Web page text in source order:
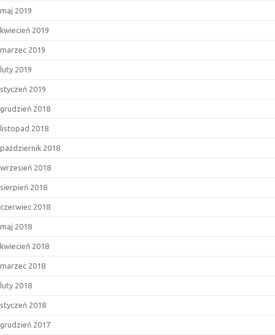
maj 2019
kwiecień 2019
marzec 2019
luty 2019
styczeń 2019
grudzień 2018
listopad 2018
październik 2018
wrzesień 2018
sierpień 2018
czerwiec 2018
maj 2018
kwiecień 2018
marzec 2018
luty 2018
styczeń 2018
grudzień 2017